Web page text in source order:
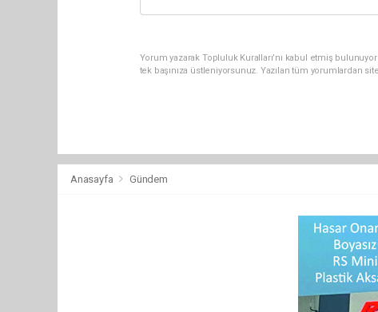
Yorum yazarak Topluluk Kuralları’nı kabul etmiş
tek başınıza üstleniyorsunuz. Yazılan tüm yorumlardan
Anasayfa Gündem